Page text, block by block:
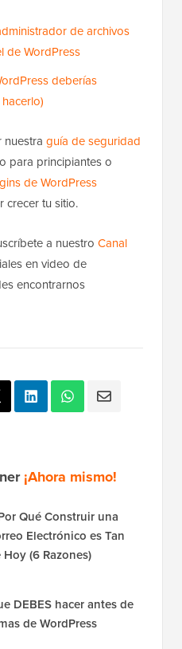
de archivos
de WordPress
deberías
nuestra guía de seguridad
para principiantes o
de WordPress
crecer tu sitio.
a nuestro Canal
en video de
encontrarnos
¡Ahora mismo!
Qué Construir una
Electrónico es Tan
(6 Razones)
DEBES hacer antes de
de WordPress